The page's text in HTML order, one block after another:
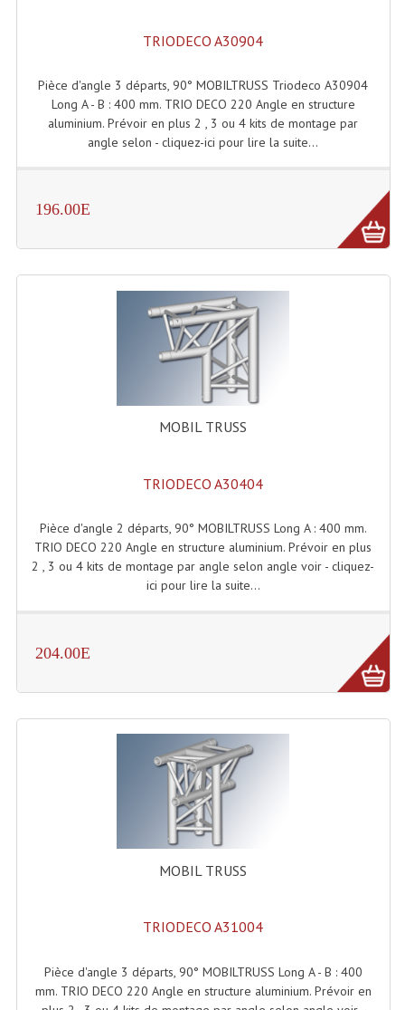
Blocs De Puissance
Chenillards Modulateurs
Filtres Et Divers
Flexibles Lumineux Leds
Guirlandes Lumineuse
Gyrophares À Leds
Lampes Ampoules
Lampes À Décharges
Lampes Dichroique
Lampes Halogenes Divers
Les Packs Light
Lumières Noire
Lyres
Panneaux, Piste Danse À Leds
Projecteur De Gobo
Projecteur Led Sur Batterie
TRIODECO A30904
Pièce d'angle 3 départs, 90° MOBILTRUSS Triodeco A30904
Long A - B : 400 mm. TRIO DECO 220 Angle en structure
aluminium. Prévoir en plus 2 , 3 ou 4 kits de montage par
angle selon - cliquez-ici pour lire la suite...
196.00E
MOBIL TRUSS
TRIODECO A30404
Pièce d'angle 2 départs, 90° MOBILTRUSS Long A : 400 mm.
TRIO DECO 220 Angle en structure aluminium. Prévoir en plus
2 , 3 ou 4 kits de montage par angle selon angle voir - cliquez-
ici pour lire la suite...
204.00E
MOBIL TRUSS
TRIODECO A31004
Pièce d'angle 3 départs, 90° MOBILTRUSS Long A - B : 400
mm. TRIO DECO 220 Angle en structure aluminium. Prévoir en